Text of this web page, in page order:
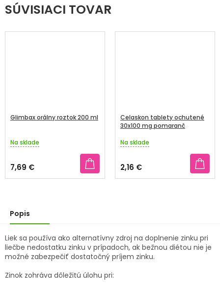
SÚVISIACI TOVAR
Glimbax orálny roztok 200 ml
Priemerné
produktu
je
3,8
hviezdičiek.
Na sklade
7,69 €
Celaskon tablety ochutené
30x100 mg pomaranč
Priemerné
produktu
je
4,5
Na sklade
2,16 €
Popis
Liek sa používa ako alternatívny zdroj na doplnenie zinku pri
liečbe nedostatku zinku v prípadoch, ak bežnou diétou nie je
možné zabezpečiť dostatočný príjem zinku.
Zinok zohráva dôležitú úlohu pri: